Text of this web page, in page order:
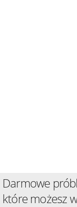
Darmowe
które możesz